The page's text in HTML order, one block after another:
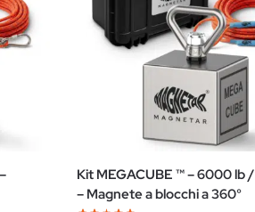
Kit MEGACUBE ™ – 6000 lb
– Magnete a blocchi a 360°